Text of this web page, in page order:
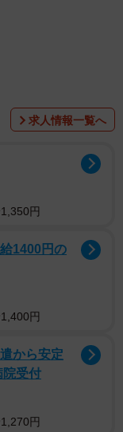
ら「10歳くらい
。名前は、ちぃ
ひして後ろ足は
ため増えてしま
レスキューとな
たのがちぃちゃ
も10歳くらいと
らって口の中の
した。おしっこや
おむつをしてい
求人情報一覧へ
円
1400円の
円
から安定
院受付
円